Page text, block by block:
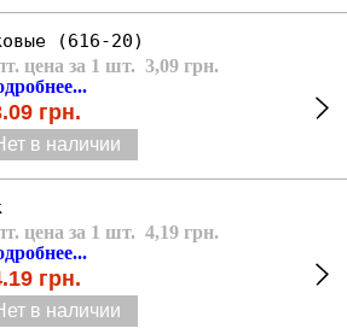
(616-20)
цена за 1 шт. 3,09 грн.
грн.
в наличии
цена за 1 шт. 4,19 грн.
грн.
в наличии